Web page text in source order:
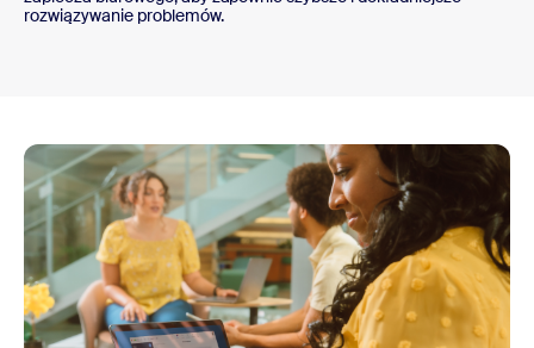
rozwiązywanie problemów.